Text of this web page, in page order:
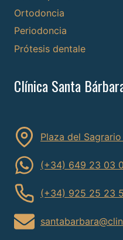
Ortodoncia
Periodoncia
Prótesis dentale
Clínica Santa
Plaza del
(+34) 649 23 03
(+34) 925 25 23